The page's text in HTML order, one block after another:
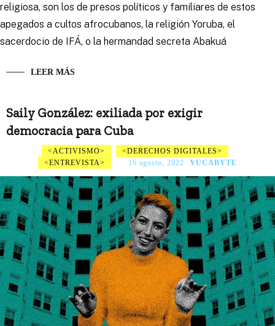
religiosa, son los de presos políticos y familiares de estos
apegados a cultos afrocubanos, la religión Yoruba, el
sacerdocio de IFÁ, o la hermandad secreta Abakuá
LEER MÁS
Saily González: exiliada por exigir
democracia para Cuba
ACTIVISMO
DERECHOS DIGITALES
ENTREVISTA
16 agosto, 2022 YUCABYTE